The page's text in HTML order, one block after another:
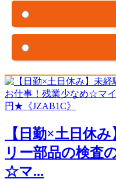
【日勤×土日休
リー部品の検査
☆マ...